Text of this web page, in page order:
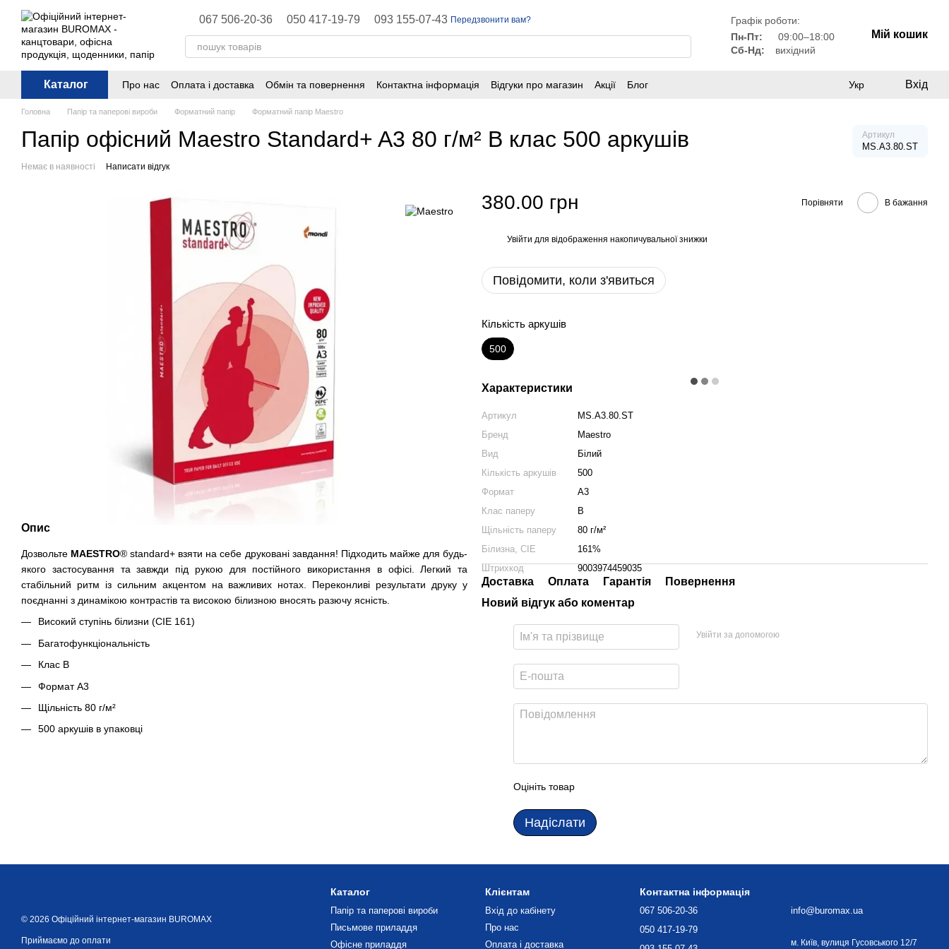
Перейти до основного контенту
067 506-20-36 050 417-19-79 093 155-07-43 Передзвонити вам?
Графік роботи:
Пн-Пт:
09:00–18:00
Сб-Нд:
вихідний
Мій кошик
Каталог Про нас Оплата і доставка Обмін та повернення Контактна інформація Відгуки про магазин Акції
Блог
Укр Вхід
Головна Папір та паперові вироби Форматний папір Форматний папір Maestro
Папір офісний Maestro Standard+ A3 80 г/м² B клас 500 аркушів Артикул
MS.A3.80.ST
Немає в наявності Написати відгук
Опис
Дозвольте MAESTRO® standard+ взяти на себе друковані завдання! Підходить майже для будь-
якого застосування та завжди під рукою для постійного використання в офісі. Легкий та
стабільний ритм із сильним акцентом на важливих нотах. Переконливі результати друку у
поєднанні з динамікою контрастів та високою білизною вносять разючу ясність.
Високий ступінь білизни (CIE 161)
Багатофункціональність
Клас В
Формат А3
Щільність 80 г/м²
500 аркушів в упаковці
380.00 грн Порівняти В бажання
Увійти для відображення накопичувальної знижки
Повідомити, коли з'явиться
Кількість аркушів
500
Характеристики
Артикул
MS.A3.80.ST
Бренд
Maestro
Вид
Білий
Кількість аркушів
500
Формат
A3
Клас паперу
B
Щільність паперу
80 г/м²
Білизна, CIE
161%
Штрихкод
9003974459035
Доставка Оплата Гарантія
Повернення
Новий відгук або коментар
Увійти за допомогою
Оцініть товар
Надіслати
© 2026 Офіційний інтернет-магазин BUROMAX
Приймаємо до оплати
Каталог
Папір та паперові вироби
Письмове приладдя
Офісне приладдя
Клієнтам
Вхід до кабінету
Про нас
Оплата і доставка
Контактна інформація
067 506-20-36
050 417-19-79
info@buromax.ua
м. Київ, вулиця Гусовського 12/7